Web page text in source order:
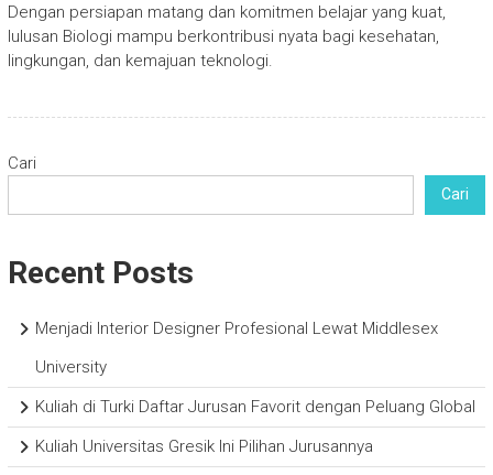
Dengan persiapan matang dan komitmen belajar yang kuat,
lulusan Biologi mampu berkontribusi nyata bagi kesehatan,
lingkungan, dan kemajuan teknologi.
Cari
Cari
Recent Posts
Menjadi Interior Designer Profesional Lewat Middlesex
University
Kuliah di Turki Daftar Jurusan Favorit dengan Peluang Global
Kuliah Universitas Gresik Ini Pilihan Jurusannya